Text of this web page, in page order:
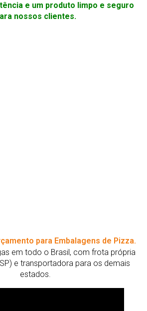
e um produto limpo e seguro
nossos clientes.
para Embalagens de Pizza.
em todo o Brasil, com frota própria
e transportadora para os demais
estados.